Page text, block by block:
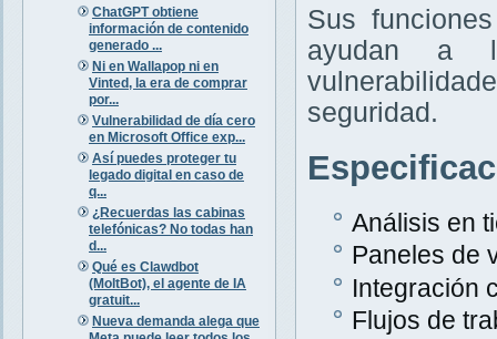
ChatGPT obtiene
información de contenido
generado ...
Ni en Wallapop ni en
Vinted, la era de comprar
por...
Vulnerabilidad de día cero
en Microsoft Office exp...
Así puedes proteger tu
legado digital en caso de
q...
¿Recuerdas las cabinas
telefónicas? No todas han
d...
Qué es Clawdbot
(MoltBot), el agente de IA
gratuit...
Nueva demanda alega que
Sus
ayudan a
seguridad.
Análisis en
Paneles de
Integración
Flujos de